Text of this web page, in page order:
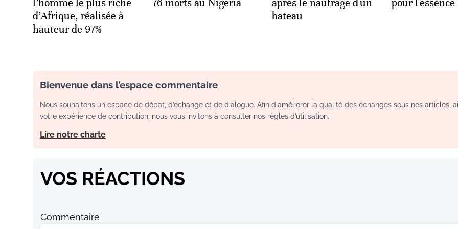
l’homme le plus riche
d’Afrique, réalisée à
hauteur de 97%
76 morts au Nigeria
après le naufrage d'un
bateau
pour l'essence
Bienvenue dans l’espace commentaire
Nous souhaitons un espace de débat, d’échange et de dialogue. Afin d'améliorer la qualité des échanges sous nos articles,
votre expérience de contribution, nous vous invitons à consulter nos règles d’utilisation.
Lire notre charte
VOS RÉACTIONS
Commentaire